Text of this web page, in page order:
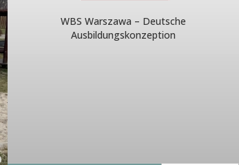
WBS Warszawa – Deutsche
Ausbildungskonzeption